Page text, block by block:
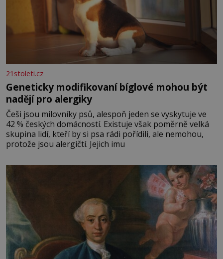
21stoleti.cz
Geneticky modifikovaní bíglové mohou být
nadějí pro alergiky
Češi jsou milovníky psů, alespoň jeden se vyskytuje ve
42 % českých domácností. Existuje však poměrně velká
skupina lidí, kteří by si psa rádi pořídili, ale nemohou,
protože jsou alergičtí. Jejich imu